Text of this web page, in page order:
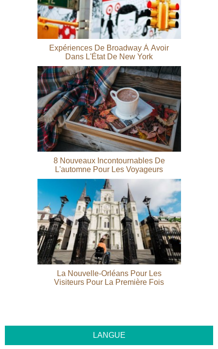
Expériences De Broadway À Avoir
Dans L'État De New York
8 Nouveaux Incontournables De
L'automne Pour Les Voyageurs
La Nouvelle-Orléans Pour Les
Visiteurs Pour La Première Fois